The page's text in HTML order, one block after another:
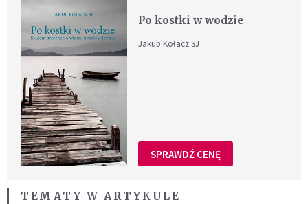
Po kostki w wodzie
Jakub Kołacz SJ
SPRAWDŹ CENĘ
TEMATY W ARTYKULE